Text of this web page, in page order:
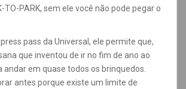
TO-PARK, sem ele você não pode pegar o
pass da Universal, ele permite que,
que inventou de ir no fim de ano ao
andar em quase todos os brinquedos.
antes porque existe um limite de